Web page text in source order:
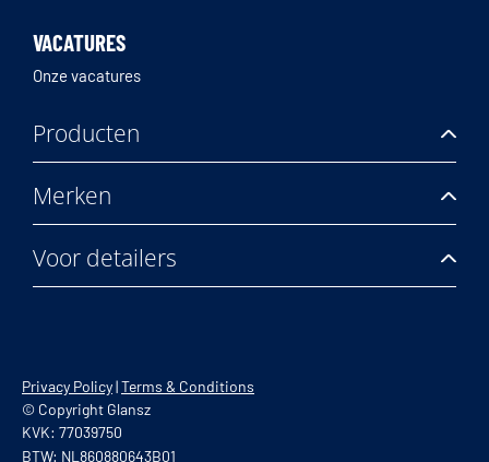
VACATURES
Onze vacatures
Producten
Merken
Voor detailers
Privacy Policy|Terms & Conditions
© Copyright Glansz
KVK: 77039750
BTW: NL860880643B01